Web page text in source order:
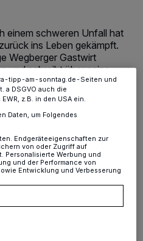
einem schweren Unfall hat
ins Leben gekämpft.
Wegberger Gastwirt
und schreibt über seine
15. Buch ist er von
ist sein Koma vor
Lesezeit
sind manche Inhalte und
indem Sie auf den Link
Rand der Webseite klicken.
unseres Website. Weitere
Datenschutzerklärung.
tipp-am-sonntag.de-Seiten und
a DSGVO auch die
z.B. in den USA ein.
Daten, um Folgendes
Endgeräteeigenschaften zur
von oder Zugriff auf
Personalisierte Werbung und
und der Performance von
Entwicklung und Verbesserung